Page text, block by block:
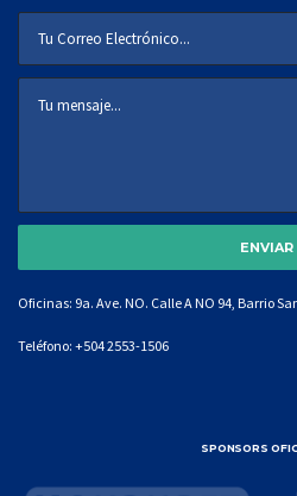
Oficinas: 9a. Ave. NO. Calle A NO 94, Barrio
Teléfono: +504 2553-1506
SPONSORS